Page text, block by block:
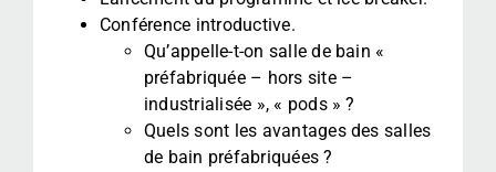
Conférence introductive.
Qu’appelle-t-on salle de bain «
préfabriquée – hors site –
industrialisée », « pods » ?
Quels sont les avantages des salles
de bain préfabriquées ?